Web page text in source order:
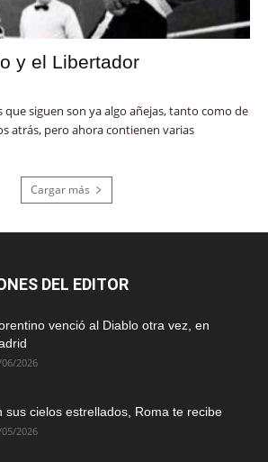
y el Libertador
que siguen son ya algo añejas, tanto como de
atrás, pero ahora contienen varias
Cargar más
DEL EDITOR
venció al Diablo otra vez, en
2026
sus cielos estrellados, Roma te recibe
2026